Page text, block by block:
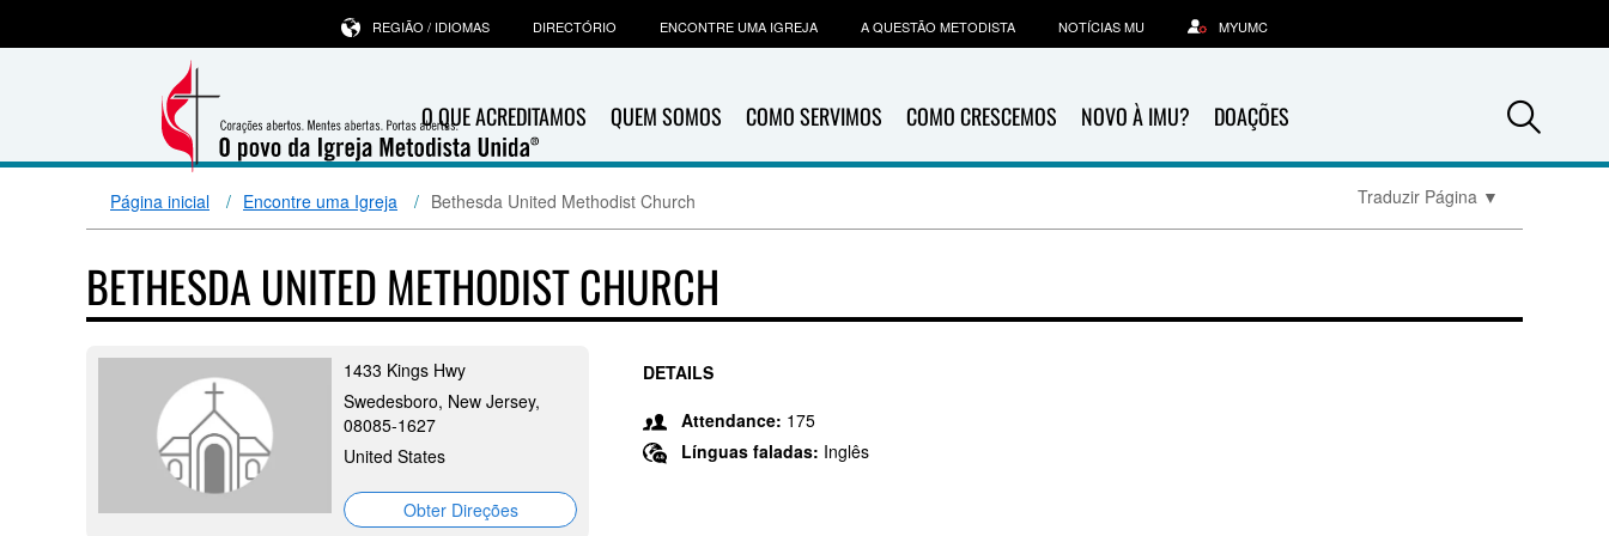
O QUE ACREDITAMOS QUEM SOMOS COMO SERVIMOS COMO CRESCEMOS NOVO À IMU? DOAÇÕES
REGIÃO / IDIOMAS DIRECTÓRIO ENCONTRE UMA IGREJA A QUESTÃO METODISTA NOTÍCIAS MU MYUMC
Página inicial Encontre uma Igreja Bethesda United Methodist Church Traduzir Página ▼
BETHESDA UNITED METHODIST CHURCH
1433 Kings Hwy
Swedesboro, New Jersey,
08085-1627
United States
Obter Direções
DETAILS
Attendance: 175
Línguas faladas: Inglês